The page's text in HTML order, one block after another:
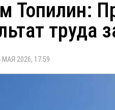
Топилин:
труда
2026, 17:59